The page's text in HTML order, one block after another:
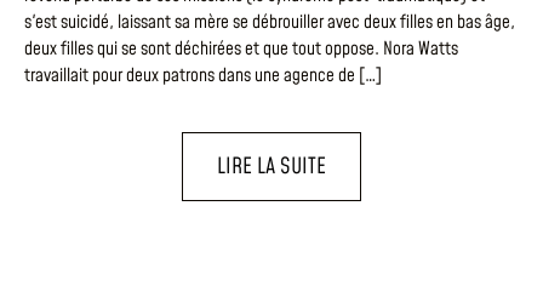
s'est suicidé, laissant sa mère se débrouiller avec deux filles en bas âge,
deux filles qui se sont déchirées et que tout oppose. Nora Watts
travaillait pour deux patrons dans une agence de […]
LIRE LA SUITE